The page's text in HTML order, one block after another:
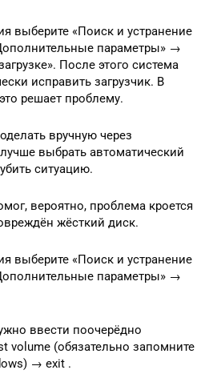
выберите «Поиск и устранение
параметры» →
После этого система
исправить загрузчик. В
решает проблему.
вручную через
выбрать автоматический
ситуацию.
вероятно, проблема кроется
жёсткий диск.
выберите «Поиск и устранение
параметры» →
ввести поочерёдно
(обязательно запомните
→ exit .